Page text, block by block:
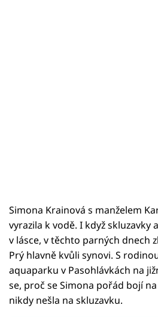
Simona Krainová s manželem
vyrazila k vodě. I když skluzavky
v lásce, v těchto parných dnech
Prý hlavně kvůli synovi. S
aquaparku v Pasohlávkách na
se, proč se Simona pořád bojí
nikdy nešla na skluzavku.